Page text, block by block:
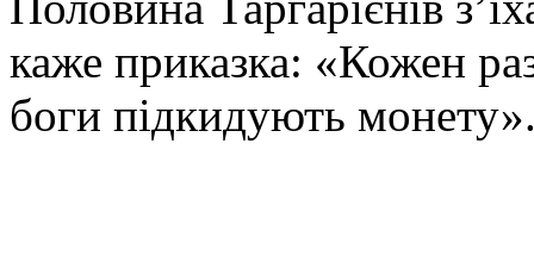
каже приказка: «Кожен
боги підкидують